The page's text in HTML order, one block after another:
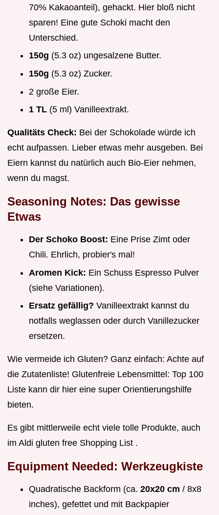
70% Kakaoanteil), gehackt. Hier bloß nicht
sparen! Eine gute Schoki macht den
Unterschied.
150g (5.3 oz) ungesalzene Butter.
150g (5.3 oz) Zucker.
2 große Eier.
1 TL (5 ml) Vanilleextrakt.
Qualitäts Check: Bei der Schokolade würde ich
echt aufpassen. Lieber etwas mehr ausgeben. Bei
Eiern kannst du natürlich auch Bio-Eier nehmen,
wenn du magst.
Seasoning Notes: Das gewisse
Etwas
Der Schoko Boost: Eine Prise Zimt oder
Chili. Ehrlich, probier's mal!
Aromen Kick: Ein Schuss Espresso Pulver
(siehe Variationen).
Ersatz gefällig? Vanilleextrakt kannst du
notfalls weglassen oder durch Vanillezucker
ersetzen.
Wie vermeide ich Gluten? Ganz einfach: Achte auf
die Zutatenliste! Glutenfreie Lebensmittel: Top 100
Liste kann dir hier eine super Orientierungshilfe
bieten.
Es gibt mittlerweile echt viele tolle Produkte, auch
im Aldi gluten free Shopping List .
Equipment Needed: Werkzeugkiste
Quadratische Backform (ca. 20x20 cm / 8x8
inches), gefettet und mit Backpapier